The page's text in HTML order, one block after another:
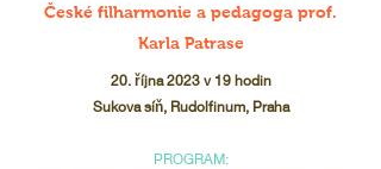
České filharmonie a pedagoga prof.
Karla Patrase
20. října 2023 v 19 hodin
Sukova síň, Rudolfinum, Praha
PROGRAM: